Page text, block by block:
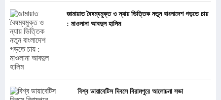
জামায়াত বৈষম্যমুক্ত ও ন্যায় ভিত্তিক নতুন বাংলাদেশ গড়তে চায়
: মাওলানা আবদুল হালিম
বিশ্ব ডায়াবেটিস দিবসে বিরামপুরে আলোচনা সভা